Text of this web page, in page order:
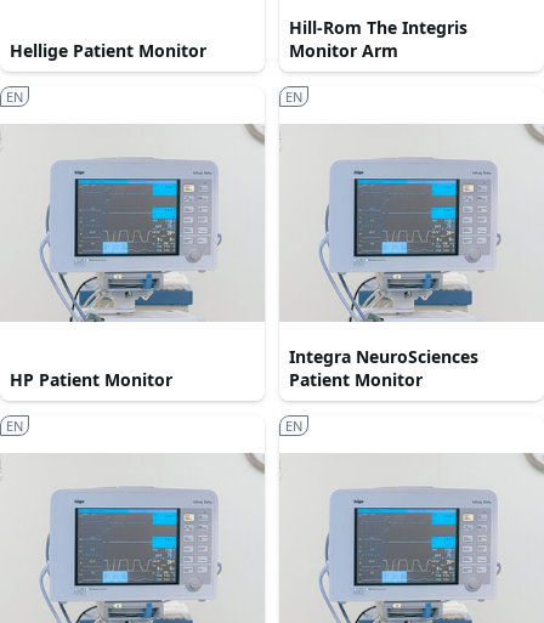
Hellige Patient Monitor
Hill-Rom The Integris
Monitor Arm
HP Patient Monitor
EN
Integra NeuroSciences
Patient Monitor
EN
EN EN